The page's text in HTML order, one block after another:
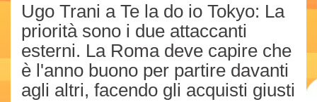
Ugo Trani a Te la do io Tokyo: La
priorità sono i due attaccanti
esterni. La Roma deve capire che
è l'anno buono per partire davanti
agli altri, facendo gli acquisti giusti